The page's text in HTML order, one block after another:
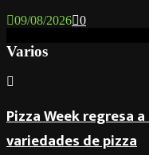
09/08/2026 0
Varios
Pizza Week regresa
variedades de pizza